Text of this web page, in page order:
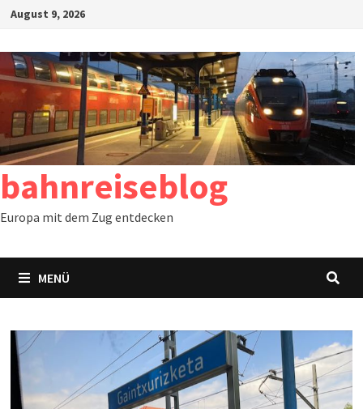
Zum
springen
August 9, 2026
bahnreiseblog
Europa mit dem Zug entdecken
MENÜ